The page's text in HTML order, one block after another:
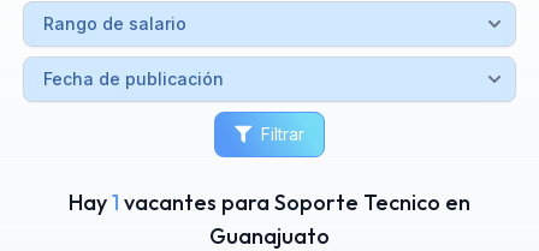
Filtrar
Hay1 vacantes para Soporte Tecnico en
Guanajuato